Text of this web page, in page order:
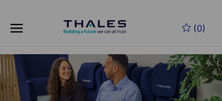
(0)
-